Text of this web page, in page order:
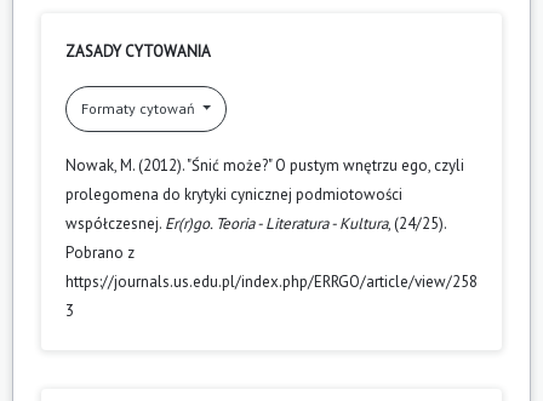
ZASADY CYTOWANIA
Formaty cytowań
Nowak, M. (2012). "Śnić może?" O pustym wnętrzu ego, czyli
prolegomena do krytyki cynicznej podmiotowości
współczesnej. Er(r)go. Teoria - Literatura - Kultura, (24/25).
Pobrano z
https://journals.us.edu.pl/index.php/ERRGO/article/view/258
3